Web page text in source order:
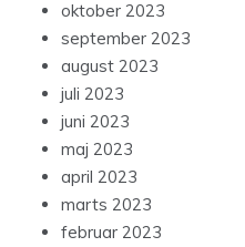
oktober 2023
september 2023
august 2023
juli 2023
juni 2023
maj 2023
april 2023
marts 2023
februar 2023